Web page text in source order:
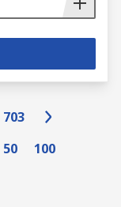
703
50 100